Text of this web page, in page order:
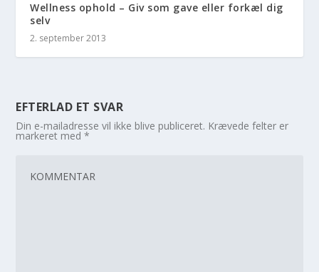
Wellness ophold – Giv som gave eller forkæl dig
selv
2. september 2013
EFTERLAD ET SVAR
Din e-mailadresse vil ikke blive publiceret. Krævede felter er
markeret med*